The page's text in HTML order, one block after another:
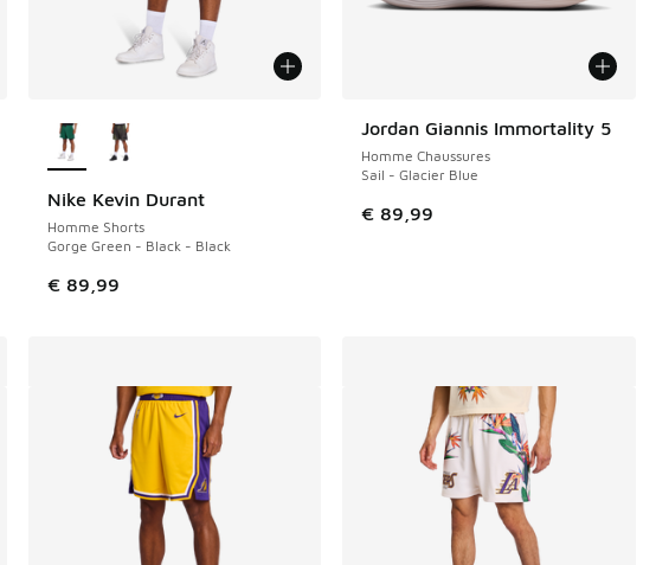
Nike Kevin Durant
Homme Shorts
Gorge Green - Black - Black
€ 89,99
NOUVEAU
Jordan Giannis Immortality 5
Homme Chaussures
Sail - Glacier Blue
€ 89,99
NOUVEAU